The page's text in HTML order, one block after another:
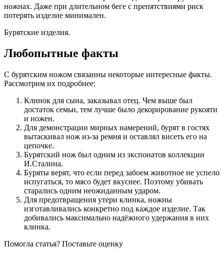
ножнах. Даже при длительном беге с препятствиями риск
потерять изделие минимален.
Бурятские изделия.
Любопытные факты
С бурятским ножом связанны некоторые интересные факты.
Рассмотрим их подробнее:
Клинок для сына, заказывал отец. Чем выше был
достаток семьи, тем лучше было декорирование рукояти
и ножен.
Для демонстрации мирных намерений, бурят в гостях
вытаскивал нож из-за ремня и оставлял висеть его на
цепочке.
Бурятский нож был одним из экспонатов коллекции
И.Сталина.
Буряты верят, что если перед забоем животное не успело
испугаться, то мясо будет вкуснее. Поэтому убивать
старались одним неожиданным ударом.
Для предотвращения утери клинка, ножны
изготавливались конкретно под каждое изделие. Так
добивались максимально надёжного удержания в них
клинка.
Помогла статья? Поставьте оценку